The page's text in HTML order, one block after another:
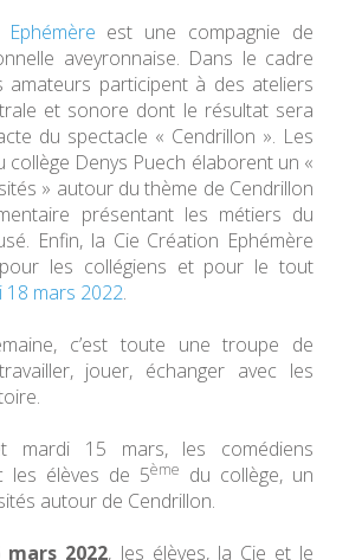
est une compagnie de
aveyronnaise. Dans le cadre
amateurs participent à des ateliers
et sonore dont le résultat sera
du spectacle « Cendrillon ». Les
collège Denys Puech élaborent un «
» autour du thème de Cendrillon
présentant les métiers du
Enfin, la Cie Création Ephémère
les collégiens et pour le tout
18 mars 2022.
c’est toute une troupe de
jouer, échanger avec les
mardi 15 mars, les comédiens
les élèves de 5ème du collège, un
autour de Cendrillon.
2022, les élèves, la Cie et le